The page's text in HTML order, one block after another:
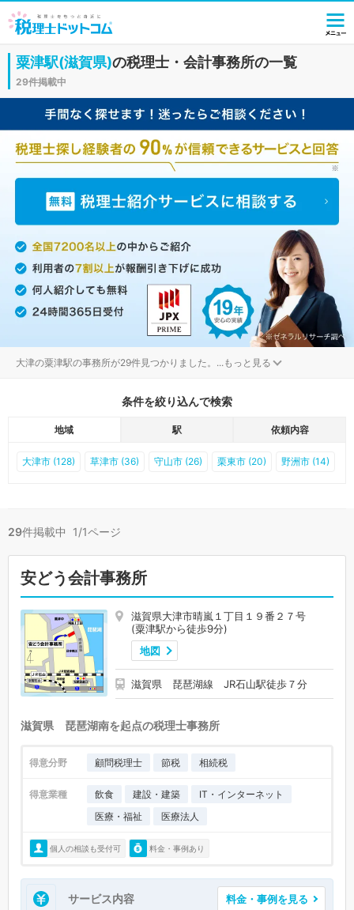
粟津駅(滋賀県)の税理士・会計事務所の一覧
29件掲載中
大津の粟津駅の事務所が29件見つかりました。 ...もっと見る
条件を絞り込んで検索
地域 駅 依頼内容
大津市 (128) 草津市 (36) 守山市 (26) 栗東市 (20) 野洲市 (14)
29件掲載中 1/1ページ
安どう会計事務所
滋賀県大津市晴嵐１丁目１９番２７号
(粟津駅から徒歩9分)
地図
滋賀県 琵琶湖線 JR石山駅徒歩７分
滋賀県 琵琶湖南を起点の税理士事務所
得意分野 顧問税理士 節税 相続税
得意業種 飲食 建設・建築
IT・インターネット
医療・福祉
医療法人
個人の相談も受付可 料金・事例あり
サービス内容 料金・事例を見る